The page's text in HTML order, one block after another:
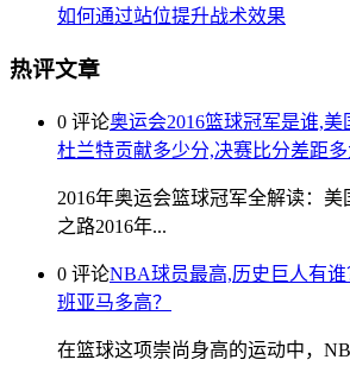
如何通过站位提升战术效果
热评文章
0 评论奥运会2016篮球冠军是谁,
杜兰特贡献多少分,决赛比分差距多
2016年奥运会篮球冠军全解读：
之路2016年...
0 评论NBA球员最高,历史巨人有
班亚马多高？
在篮球这项崇尚身高的运动中，